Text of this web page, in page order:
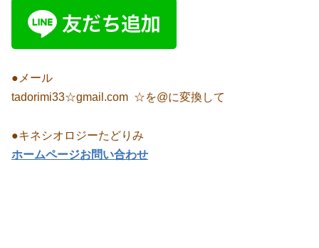
●メール
tadorimi33☆gmail.com ☆を@に変換して
●キネシオロジーたどりみ
ホームページお問い合わせ